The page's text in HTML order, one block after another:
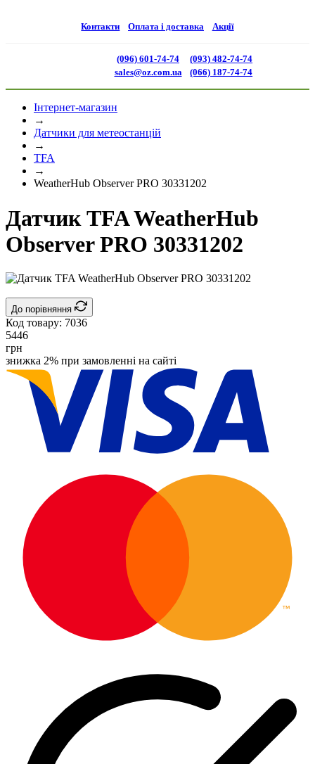
Контакти Оплата і доставка Акції
(096) 601-74-74
sales@oz.com.ua
(093) 482-74-74
(066) 187-74-74
Інтернет-магазин
→
Датчики для метеостанцій
→
TFA
→
WeatherHub Observer PRO 30331202
Датчик TFA WeatherHub
Observer PRO 30331202
До порівняння
Код товару: 7036
5446
грн
знижка 2% при замовленні на сайті